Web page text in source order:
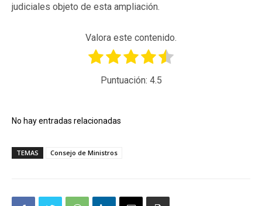
judiciales objeto de esta ampliación.
Valora este contenido.
Puntuación: 4.5
No hay entradas relacionadas
TEMAS Consejo de Ministros